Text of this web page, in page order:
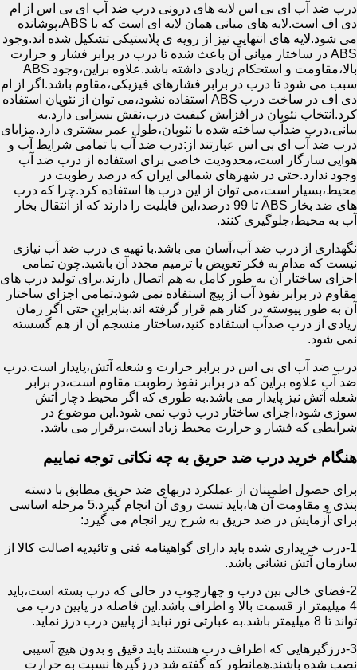
درب ضد آب ای بی اس لایه های درونی درب ضد آب ای بی اس از ام
دی اف است.لایه های میانی همان لایه ای است که با ABS،پوشانده
می شود.لایه های انتهایی نیز از رویه ی پلاستیکی تشکیل شده اند.وجود
ABS در ساختار میانی آن باعث شده تا درب در برابر فشار و حرارت
بالا،مقاومت و استحکام زیادی داشته باشد.علاوه براین،وجود ABS
سبب می شود تا درب در برابر فشارهای فیزیکی،مقاوم باشد.اگر از ام
دی اف در ساخت درب ABS استفاده نشود،می توان از نئوپان استفاده
کرد.انتخاب نئوپان در افزایش کیفیت درب،نقش بسزایی دارد.به
بیانی،درب ضدآب ساخته شده با نئوپان،طول عمر بیشتری دارد.مزایای
درب ضد آب ای بی اس عبارتند از:درب ضد آب با تمامی شرایط آب و
هوایی سازگار است،محدودیت خاصی برای استفاده از درب ضد آب
وجود ندارد.حتی در شهرهای شمالی ایران که درصد رطوبت در
محیط،بسیار است،می توان از این درب ها استفاده کرد.چرا که درب
های ضد بخار ABS تا 99 درصد،این قابلیت را دارند که از انتقال بخار
آب به محیط،جلوگیری کنند.
نگهداری از درب ضد آب،آسان می باشد.با تهیه ی درب ضد آب نیازی
نیست که مدام به فکر تعویض یا ترمیم مجدد آن باشید.چون تمامی
اجزای ساختار آن به طور کامل به هم اتصال دارند.برای تولید درب های
مقاوم در برابر نفوذ آب از پیچ استفاده نمی شود.تمامی اجزای ساختار
آن به طور پیوسته در کنار هم قرار گرفته اند.بنابراین حتی اگر زمان
زیادی از درب ضدآب استفاده کنید،ساختار منسجم آن از هم گسسته
نمی شود.
درب ضد آب ای بی اس در برابر حرارت و شعله آتش،پایدار است.درب
ضد آب علاوه براین که در برابر نفوذ رطوبت مقاوم است،در برابر
شعله آتش نیز پایدار می باشد.به طوری که اگر محیط دچار آتش
سوزی شود،اجزای ساختار درب ذوب نمی شود.این موضوع در
شرایطی که فشار و حرارت محیط زیاد است،برقرار می باشد.
هنگام خرید درب ضد حریق به چه نکاتی توجه نماییم
برای حصول اطمینان از عملکرد دربهای ضد حریق مطابق با دسته
بندی و مقاومت آن ها،باید تست روی آن انجام گیرد.5 مرحله اساسی
برای آزمایش در ضد حریق به شرح زیر انجام می گیرد:
1-درب خریداری شده باید دارای گواهینامه فنی و تائیدیه اصالت کالا از
سازمان آتش نشانی باشد.
2-فضای خالی بین درب و چهارچوب در حالی که درب بسته است،باید
4 میلیمتر از قسمت بالا و اطراف باشد.این فاصله در پایین درب می
تواند تا 8 میلیمتر باشد.به عبارتی نور نباید از پایین درب درز نماید.
3-درزگیرهایی که اطراف درب هستند باید دقیق و بدون هیچ آسیبی
نصب شده باشند.همانطور که گفته شد درزگیرها نسبت به حرارت